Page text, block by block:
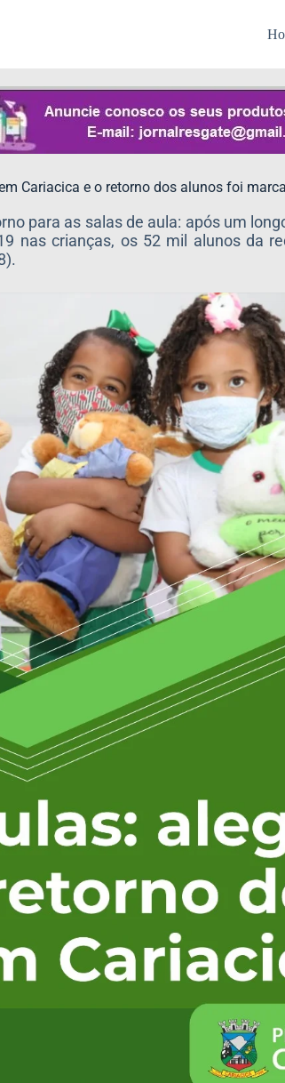
Cariacica e o retorno dos alunos foi
para as salas de aula: após um
nas crianças, os 52 mil alunos da